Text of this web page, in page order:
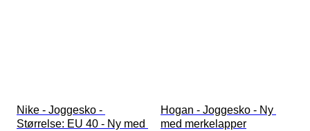
Nike - Joggesko -
Størrelse: EU 40 - Ny med
Hogan - Joggesko - Ny
med merkelapper